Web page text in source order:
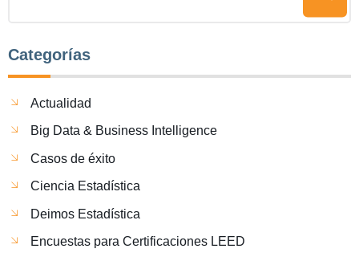
Categorías
Actualidad
Big Data & Business Intelligence
Casos de éxito
Ciencia Estadística
Deimos Estadística
Encuestas para Certificaciones LEED